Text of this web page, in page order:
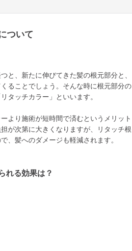
ついて
と、新たに伸びてきた髪の根元部分と、
ることでしょう。そんな時に根元部分の
タッチカラー」といいます。
より施術が短時間で済むというメリット
が次第に大きくなりますが、リタッチ根
、髪へのダメージも軽減されます。
れる効果は？